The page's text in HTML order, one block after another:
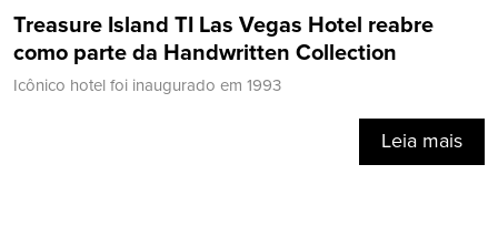
Treasure Island TI Las Vegas Hotel reabre
como parte da Handwritten Collection
Icônico hotel foi inaugurado em 1993
Leia mais